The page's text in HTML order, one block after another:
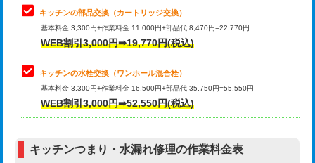
給水管工事※（塩ビ管（VP・HI）使
用/3ｍまで)
給水管工事※（塩ビ管（VP・HI）使
用（追加）/3ｍ超え)
給水管工事※（ライニング鋼管・銅
管・ポリ管・HT管使用/3ｍまで)
44,000円
管・ポリ管・HT管使用/3ｍ超え)
理・調整・分解・加工など（中作業）
止水・漏水調査・防水処理・清掃・修
理・調整・分解・加工など（重作業）
33,000円
お風呂タンク脱着
その他部品の脱着
キッチンの部品交換（カートリッジ交換）
基本料金 3,300円+作業料金 11,000円+部品代 8,470円=22,770円
WEB割引3,000円➡19,770円(税込)
キッチンの水栓交換（ワンホール混合栓）
基本料金 3,300円+作業料金 16,500円+部品代 35,750円=55,550円
WEB割引3,000円➡52,550円(税込)
キッチンつまり・水漏れ修理の作業料金表